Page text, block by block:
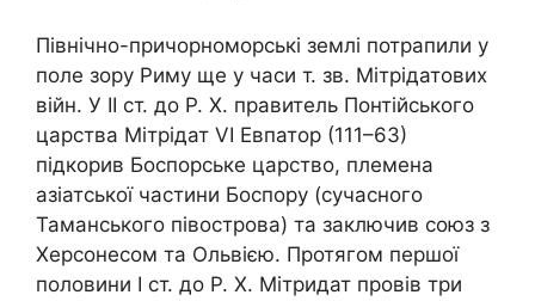
Північно-причорноморські землі потрапили у
поле зору Риму ще у часи т. зв. Мітрідатових
війн. У ІІ ст. до Р. Х. правитель Понтійського
царства Мітрідат VI Евпатор (111–63)
підкорив Боспорське царство, племена
азіатської частини Боспору (сучасного
Таманського півострова) та заключив союз з
Херсонесом та Ольвією. Протягом першої
половини І ст. до Р. Х. Мітридат провів три